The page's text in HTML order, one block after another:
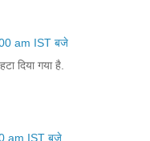
am IST बजे
दिया गया है.
am IST बजे